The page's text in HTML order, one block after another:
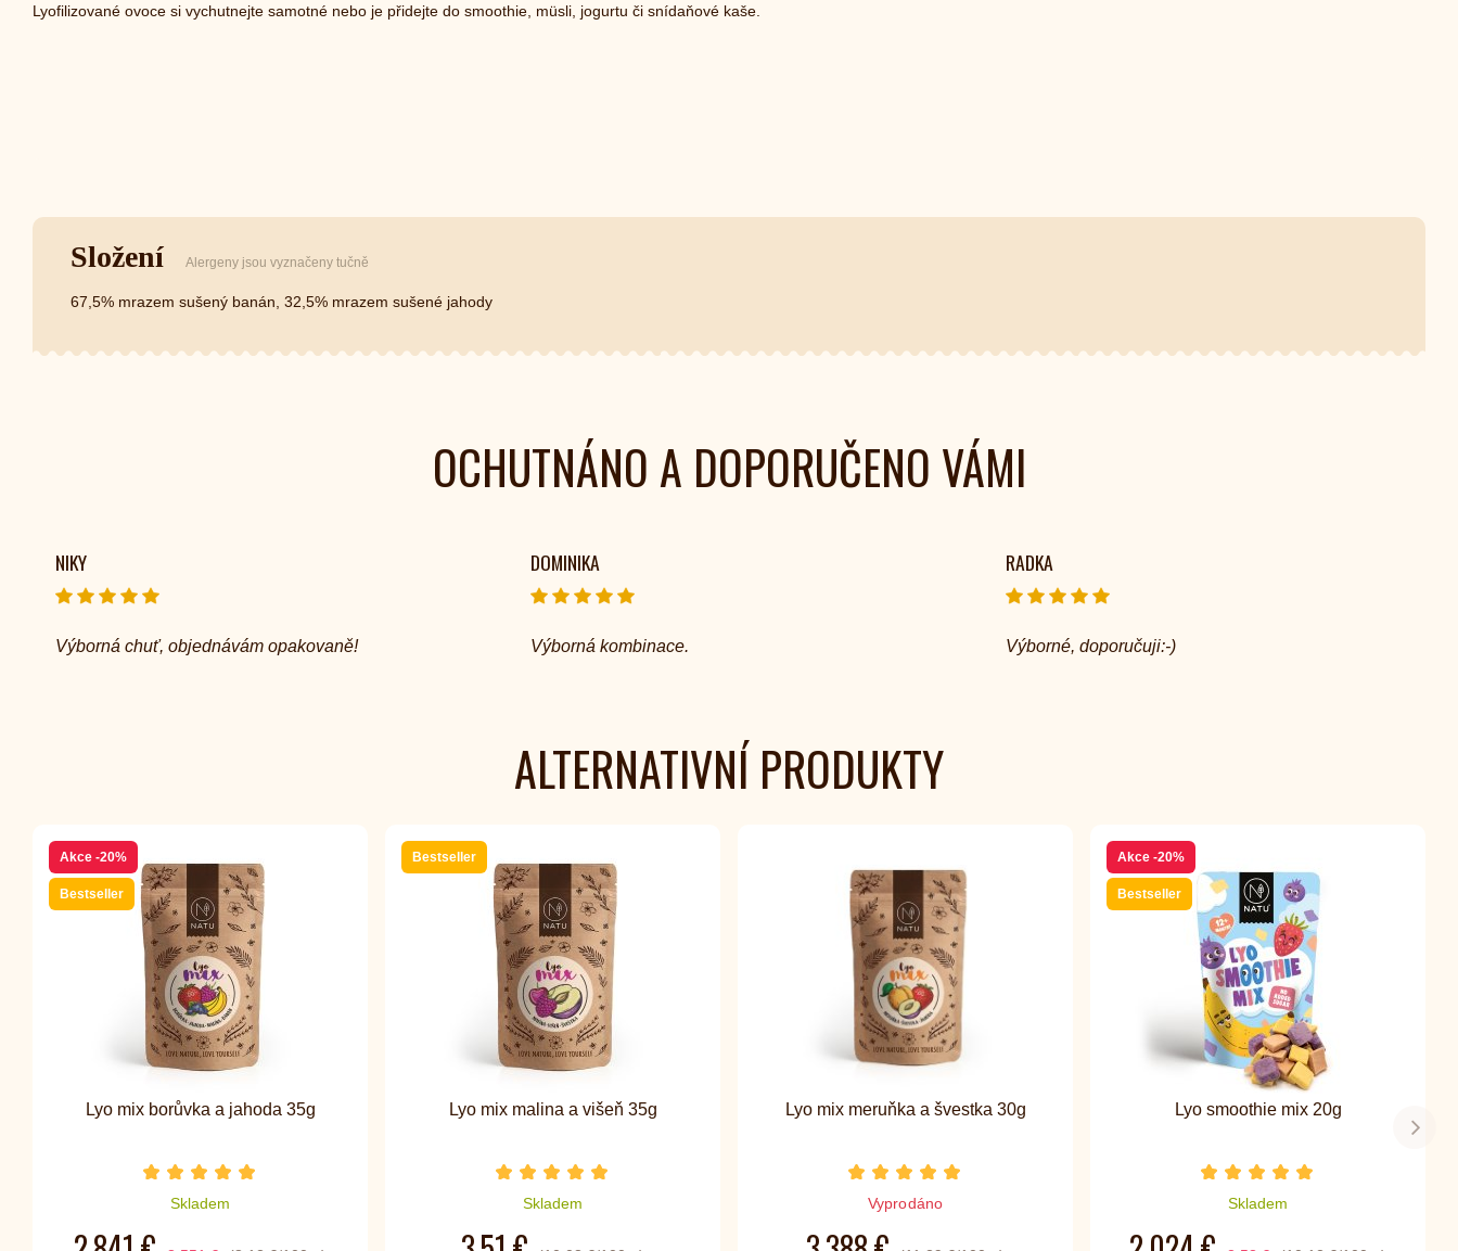
Lyofilizované ovoce si vychutnejte samotné nebo je přidejte do smoothie, müsli, jogurtu či snídaňové kaše.
Složení Alergeny jsou vyznačeny tučně
67,5% mrazem sušený banán, 32,5% mrazem sušené jahody
OCHUTNÁNO A DOPORUČENO VÁMI
NIKY
Výborná chuť, objednávám opakovaně!
DOMINIKA
Výborná kombinace.
RADKA
Výborné, doporučuji:-)
ALTERNATIVNÍ PRODUKTY
Akce -20%
Bestseller
Lyo mix borůvka a jahoda 35g
Počet hvězdiček je 5 z 5
Skladem
Bestseller
Lyo mix malina a višeň 35g
Počet hvězdiček je 5 z 5
Skladem
Lyo mix meruňka a švestka 30g
Počet hvězdiček je 5 z 5
Vyprodáno
Akce -20%
Bestseller
Lyo smoothie mix 20g
Počet hvězdiček je 5 z 5
Skladem
Další